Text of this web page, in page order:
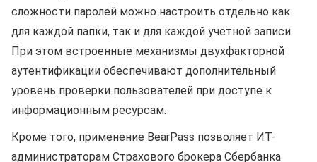
сложности паролей можно настроить отдельно как
для каждой папки, так и для каждой учетной записи.
При этом встроенные механизмы двухфакторной
аутентификации обеспечивают дополнительный
уровень проверки пользователей при доступе к
информационным ресурсам.
Кроме того, применение BearPass позволяет ИТ-
администраторам Страхового брокера Сбербанка